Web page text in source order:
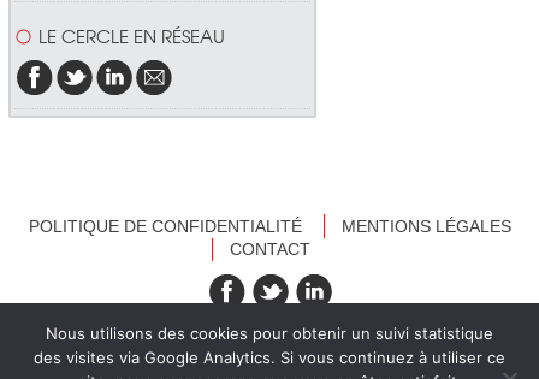
LE CERCLE EN RÉSEAU
POLITIQUE DE CONFIDENTIALITÉ
MENTIONS LÉGALES
CONTACT
recevez nos newsletters
Nous utilisons des cookies pour obtenir un suivi statistique
des visites via Google Analytics. Si vous continuez à utiliser ce